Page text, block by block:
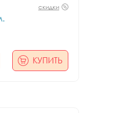
скидки
КУПИТЬ